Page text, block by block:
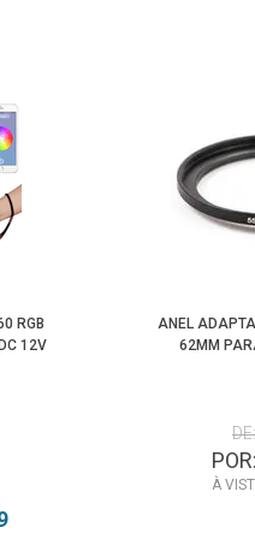
RGB
12V
ANEL
62MM
POR:
À